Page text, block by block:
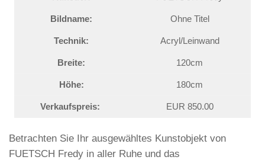
Bildname: Ohne Titel
Technik: Acryl/Leinwand
Breite: 120cm
Höhe: 180cm
Verkaufspreis: EUR 850.00
Betrachten Sie Ihr ausgewähltes Kunstobjekt von
FUETSCH Fredy in aller Ruhe und das